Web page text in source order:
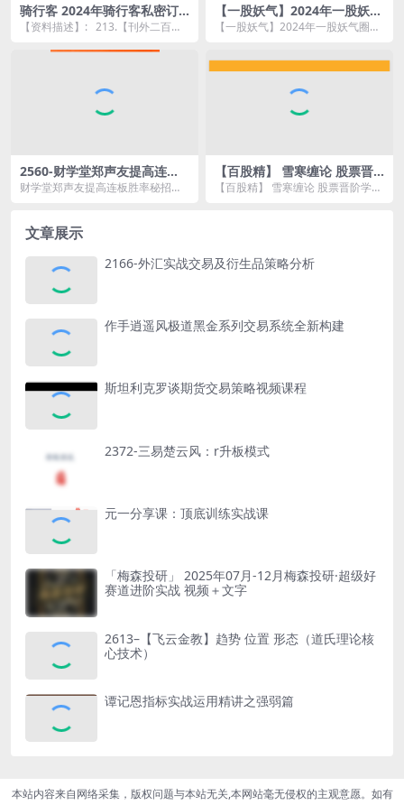
骑行客 2024年骑行客私密订
阅骑行客铁骑私密订阅《刊
【资料描述】: 213.【刊外二百十
【一股妖气】2024年一股妖气
圈内教学
【一股妖气】2024年一股妖气圈内
2560-财学堂郑声友提高连板
胜率秘招
财学堂郑声友提高连板胜率秘招资
【百股精】 雪寒缠论 股票晋
阶学习之缠论比价关系-板块轮
【百股精】 雪寒缠论 股票晋阶学习
文章展示
2166-外汇实战交易及衍生品策略分析
作手逍遥风极道黑金系列交易系统全新构建
斯坦利克罗谈期货交易策略视频课程
2372-三易楚云风：r升板模式
元一分享课：顶底训练实战课
「梅森投研」 2025年07月-12月梅森投研·超级好
赛道进阶实战 视频＋文字
2613–【飞云金教】趋势 位置 形态（道氏理论核
心技术）
谭记恩指标实战运用精讲之强弱篇
本站内容来自网络采集，版权问题与本站无关,本网站毫无侵权的主观意愿。如有